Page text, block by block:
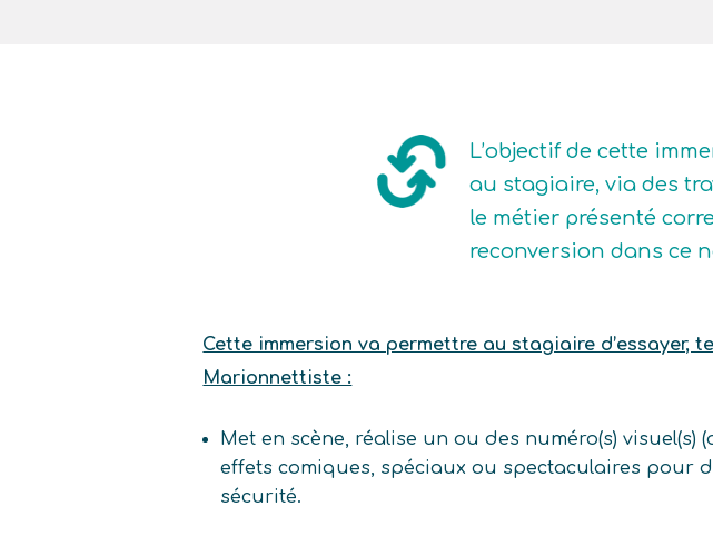
L’objectif de cette
au stagiaire, via des
le métier présenté
reconversion dans ce
Cette immersion va permettre au stagiaire
Marionnettiste :
Met en scène, réalise un ou des numéro(s)
effets comiques, spéciaux ou spectaculaires pour
sécurité.